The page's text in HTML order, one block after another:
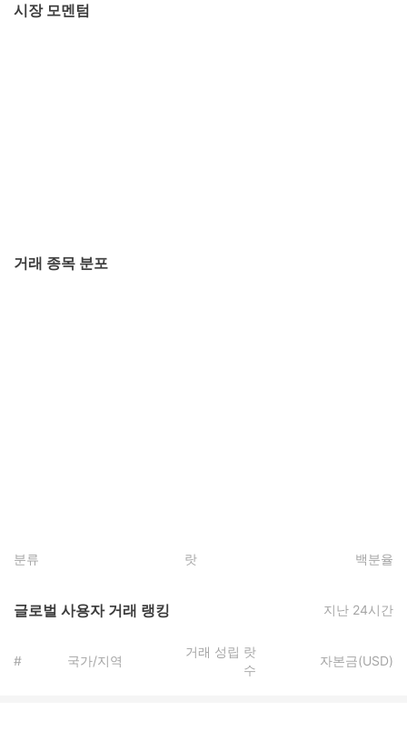
시장 모멘텀
거래 종목 분포
분류 랏 백분율
글로벌 사용자 거래 랭킹 지난 24시간
# 국가/지역
거래 성립 랏
수
자본금(USD)